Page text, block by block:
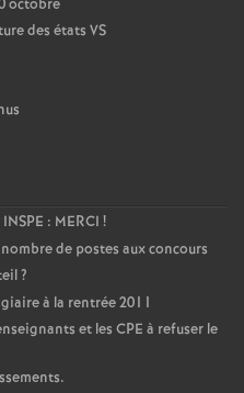
octobre
des états VS
INSPE : MERCI !
de postes aux concours
?
à la rentrée 2011
et les CPE à refuser le